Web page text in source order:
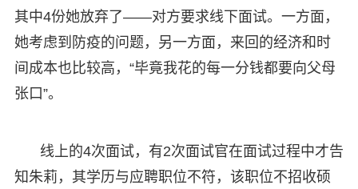
其中4份她放弃了——对方要求线下面试。一方面，
她考虑到防疫的问题，另一方面，来回的经济和时
间成本也比较高，“毕竟我花的每一分钱都要向父母
张口”。
线上的4次面试，有2次面试官在面试过程中才告
知朱莉，其学历与应聘职位不符，该职位不招收硕